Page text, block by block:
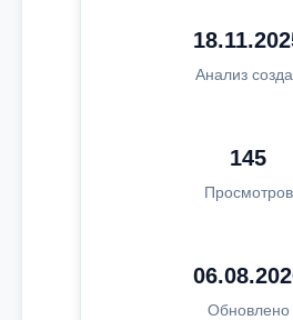
Анализ
145
Просмотров
Обновлено